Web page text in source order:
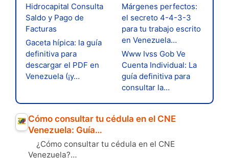
Hidrocapital Consulta
Saldo y Pago de
Facturas
Gaceta hípica: la guía
definitiva para
descargar el PDF en
Venezuela (¡y…
Márgenes perfectos:
el secreto 4-4-3-3
para tu trabajo escrito
en Venezuela…
Www Ivss Gob Ve
Cuenta Individual: La
guía definitiva para
consultar la…
Cómo consultar tu cédula en el CNE
Venezuela: Guía…
¿Cómo consultar tu cédula en el CNE
Venezuela?…